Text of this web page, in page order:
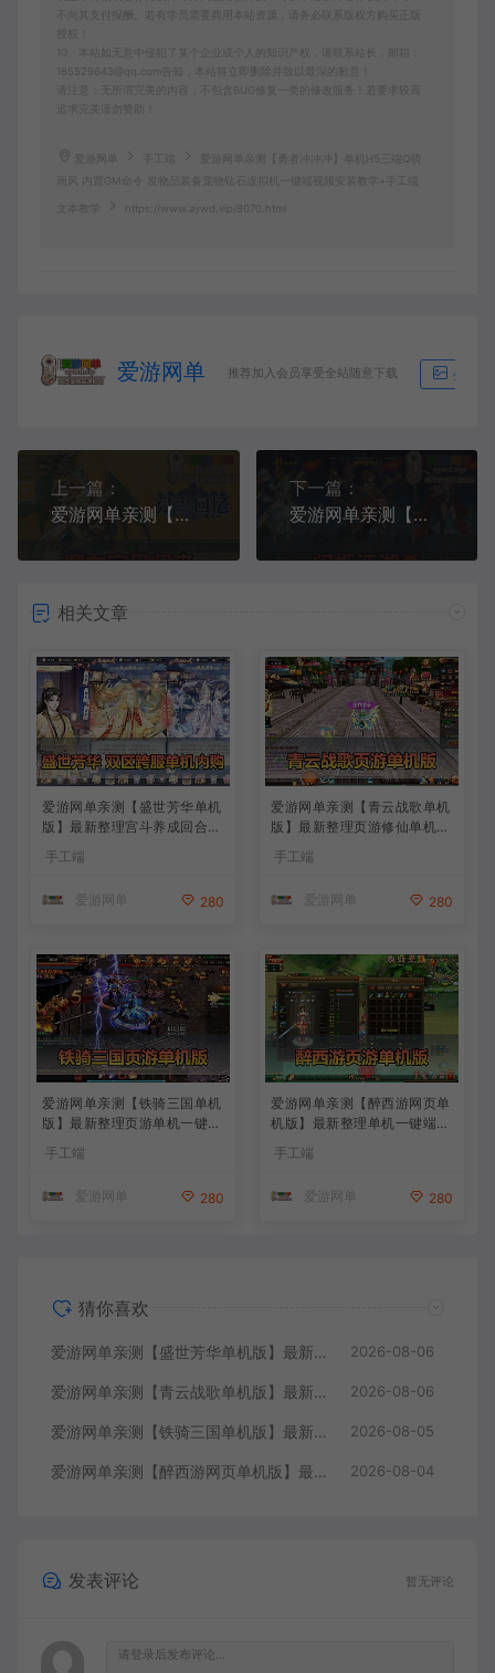
不向其支付报酬。若有学员需要商用本站资源，请务必联系版权方购买正版
10、本站如无意中侵犯了某个企业或个人的知识产权，请联系站长，邮箱：
185529643@qq.com告知，本站将立即删除并致以最深的歉意！
请注意：无所谓完美的内容，不包含BUG修复一类的修改服务！若要求较高
追求完美请勿赞助！
爱游网单
爱游网单亲测【勇者冲冲冲】单机H5三端Q萌
画风 内置GM命令 发物品装备宠物钻石虚拟机一键端视频安装教学+手工端
文本教学 https://www.aywd.vip/8070.html
爱游网单 推荐加入会员享受全站随意下载 生成海
上一篇：
爱游网单亲测【魔力宝贝归来】更新第3版 修复会员特权 卡等级 物品后台 高爆率版本 模拟器手游GM后台无限钻石金币虚拟机一键端视频安装教学
下一篇：
爱游网单亲测【闪烁江湖杀】精美二次元立绘手游单机版网页GM后台虚拟机一键端视频安装教学+手工端文本教学
相关文章
爱游网单亲测【盛世芳华单机
版】最新整理宫斗养成回合抽
一键端视频教学+linux手工外
手工端
爱游网单 280
爱游网单亲测【青云战歌单机
版】最新整理页游修仙单机一
户端 GM后台 通用视频教学
手工端
爱游网单 280
爱游网单亲测【铁骑三国单机
版】最新整理页游单机一键端
Win系单机服务端PC客户端
GM后台 通用视频教学+手工
手工端
爱游网单 280
爱游网单亲测【醉西游网页单
机版】最新整理单机一键端Wi
n系单机服务端PC客户端 GM
后台 通用视频教学+手工端文
手工端
爱游网单 280
猜你喜欢
爱游网单亲测【盛世芳华单机版】最新整理宫斗养成回合抽卡多区跨服代金券内购虚拟机一键端视频教学+linux手工外网端文本教学 2026-08-06
爱游网单亲测【青云战歌单机版】最新整理页游修仙单机一键端Win系单机服务端PC客户端 GM后台 通用视频教学+手工端文本教学 2026-08-06
爱游网单亲测【铁骑三国单机版】最新整理页游单机一键端Win系单机服务端PC客户端 GM后台 通用视频教学+手工端文本教学 2026-08-05
爱游网单亲测【醉西游网页单机版】最新整理单机一键端Win系单机服务端PC客户端 GM后台 通用视频教学+手工端文本教学 2026-08-04
发表评论 暂无评论